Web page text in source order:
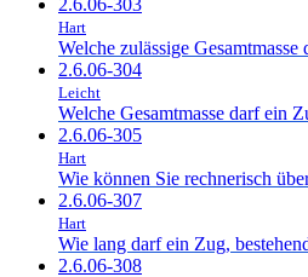
2.6.06-303
Hart
Welche zulässige
2.6.06-304
Leicht
Welche Gesamtmasse darf ein
2.6.06-305
Hart
Wie können Sie rechnerisch
2.6.06-307
Hart
Wie lang darf ein Zug,
2.6.06-308